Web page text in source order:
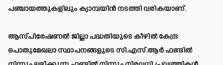
പഞ്ചായത്തുകളിലും ക്യാമ്പയിന്‍ നടത്തി വരികയാണ്.
ആസ്പിരേഷണല്‍ ജില്ലാ പദ്ധതിയുടെ കീഴില്‍ കേന്ദ്ര
പൊതുമേഖലാ സ്ഥാപനങ്ങളുടെ സി.എസ്.ആര്‍ ഫണ്ടില്‍